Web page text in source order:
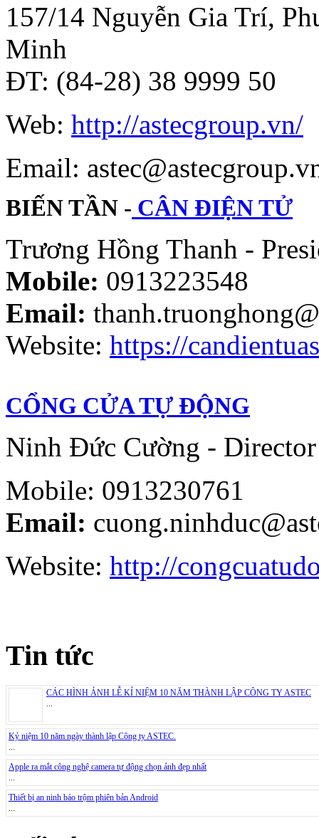
157/14 Nguyễn Gia Trí,
Minh
ĐT: (84-28) 38 9999 50
Web: http://astecgroup.vn/
Email:
BIẾN TẦN - CÂN ĐIỆN TỬ
Trương Hồng Thanh -
Mobile: 0913223548
Email:
Website: https://
CỔNG CỬA TỰ ĐỘNG
Ninh Đức Cường - Director
Mobile: 0913230761
Email:
Website: http://
Tin tức
CÁC HÌNH ẢNH LỄ KỈ NIỆM 10 NĂM THÀNH LẬP CÔNG TY ASTEC
...
Kỷ niệm 10 năm ngày thành lập Công ty ASTEC.
...
Apple ra mắt công nghệ camera tự động chọn ảnh đẹp nhất
...
Thiết bị an ninh báo trộm phiên bản Android
...